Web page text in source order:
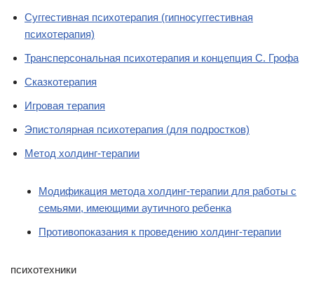
Суггестивная психотерапия (гипносуггестивная
психотерапия)
Трансперсональная психотерапия и концепция С. Грофа
Сказкотерапия
Игровая терапия
Эпистолярная психотерапия (для подростков)
Метод холдинг-терапии
Модификация метода холдинг-терапии для работы с
семьями, имеющими аутичного ребенка
Противопоказания к проведению холдинг-терапии
психотехники